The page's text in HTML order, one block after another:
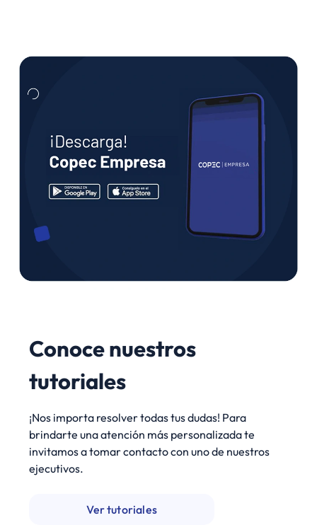
Conoce nuestros
tutoriales
¡Nos importa resolver todas tus dudas! Para
brindarte una atención más personalizada te
invitamos a tomar contacto con uno de nuestros
ejecutivos.
Ver tutoriales